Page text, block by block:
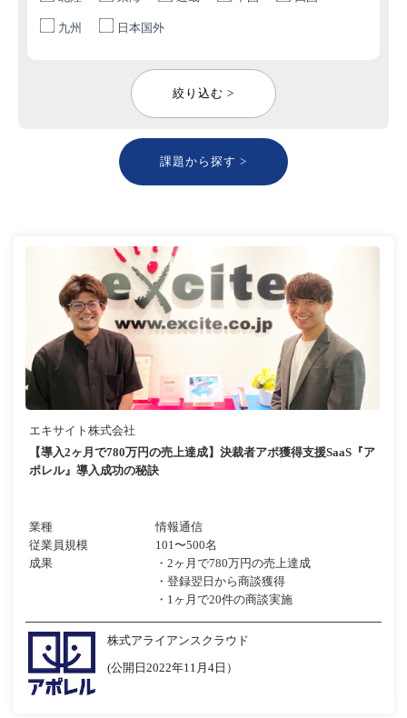
九州 日本国外
絞り込む >
課題から探す >
エキサイト株式会社
【導入2ヶ月で780万円の売上達成】決裁者アポ獲得支援SaaS『ア
ポレル』導入成功の秘訣
業種
情報通信
従業員規模
101〜500名
成果
・2ヶ月で780万円の売上達成
・登録翌日から商談獲得
・1ヶ月で20件の商談実施
株式アライアンスクラウド
(公開日2022年11月4日）